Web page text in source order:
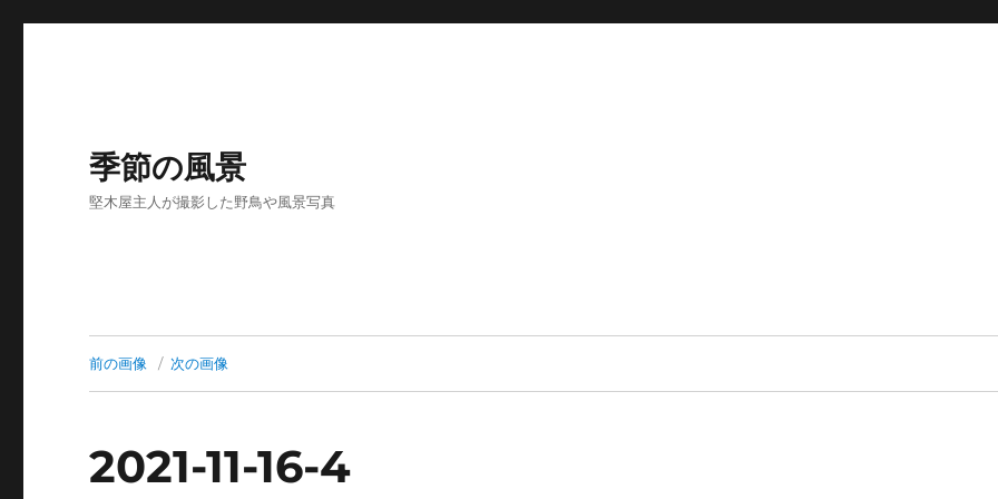
季節の風景
堅木屋主人が撮影した野鳥や風景写真
前の画像 次の画像
2021-11-16-4